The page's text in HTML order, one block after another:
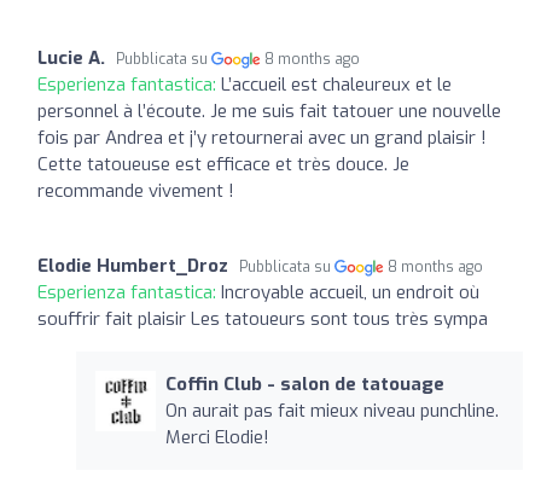
Lucie A. Pubblicata su 8 months ago
Esperienza fantastica: L’accueil est chaleureux et le
personnel à l’écoute. Je me suis fait tatouer une nouvelle
fois par Andrea et j’y retournerai avec un grand plaisir !
Cette tatoueuse est efficace et très douce. Je
recommande vivement !
Elodie Humbert_Droz Pubblicata su 8 months ago
Esperienza fantastica: Incroyable accueil, un endroit où
souffrir fait plaisir Les tatoueurs sont tous très sympa
Coffin Club - salon de tatouage
On aurait pas fait mieux niveau punchline.
Merci Elodie!